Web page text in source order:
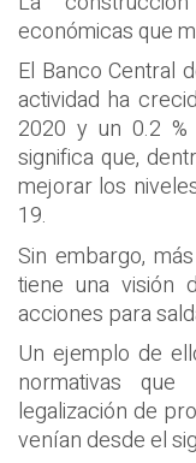
económicas que
El Banco Central
actividad ha
2020 y un 0.2
significa que,
mejorar los
19.
Sin embargo,
tiene una visión
acciones para
Un ejemplo de
normativas
legalización de
venían desde el